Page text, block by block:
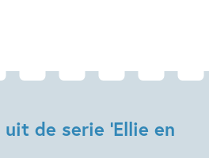
de serie 'Ellie en